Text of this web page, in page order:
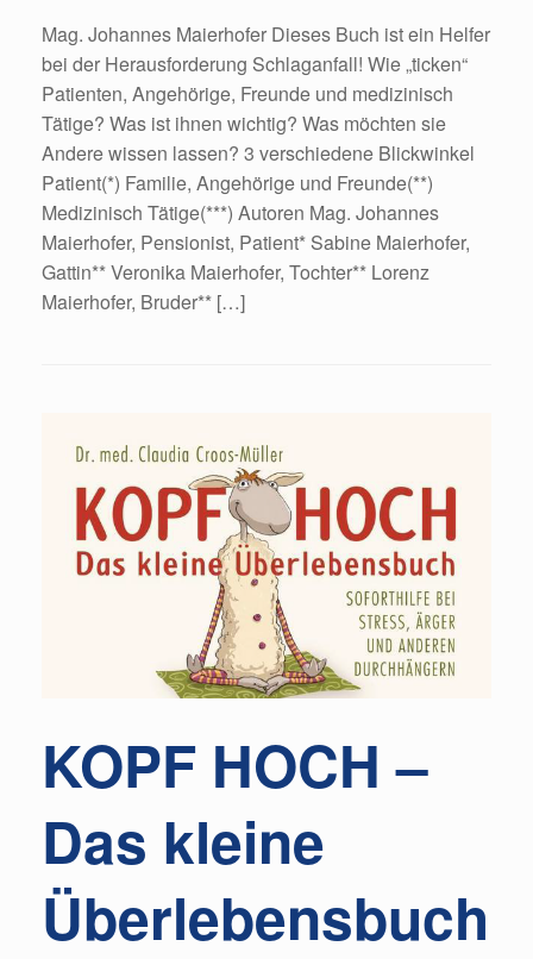
Mag. Johannes Maierhofer Dieses Buch ist ein Helfer
bei der Herausforderung Schlaganfall! Wie „ticken“
Patienten, Angehörige, Freunde und medizinisch
Tätige? Was ist ihnen wichtig? Was möchten sie
Andere wissen lassen? 3 verschiedene Blickwinkel
Patient(*) Familie, Angehörige und Freunde(**)
Medizinisch Tätige(***) Autoren Mag. Johannes
Maierhofer, Pensionist, Patient* Sabine Maierhofer,
Gattin** Veronika Maierhofer, Tochter** Lorenz
Maierhofer, Bruder** […]
KOPF HOCH –
Das kleine
Überlebensbuch